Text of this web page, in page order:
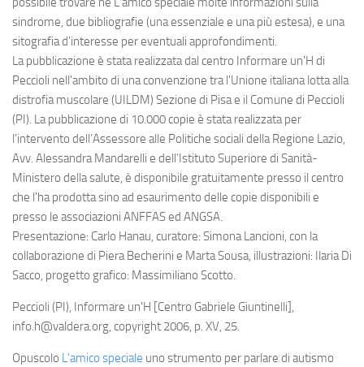
sindrome, due bibliografie (una essenziale e una più estesa), e una
sitografia d'interesse per eventuali approfondimenti.
La pubblicazione è stata realizzata dal centro Informare un'H di
Peccioli nell'ambito di una convenzione tra l'Unione italiana lotta alla
distrofia muscolare (UILDM) Sezione di Pisa e il Comune di Peccioli
(PI). La pubblicazione di 10.000 copie è stata realizzata per
l’intervento dell’Assessore alle Politiche sociali della Regione Lazio,
Avv. Alessandra Mandarelli e dell’Istituto Superiore di Sanità-
Ministero della salute, è disponibile gratuitamente presso il centro
che l'ha prodotta sino ad esaurimento delle copie disponibili e
presso le associazioni ANFFAS ed ANGSA.
Presentazione: Carlo Hanau, curatore: Simona Lancioni, con la
collaborazione di Piera Becherini e Marta Sousa, illustrazioni: Ilaria Di
Sacco, progetto grafico: Massimiliano Scotto.
Peccioli (PI), Informare un'H [Centro Gabriele Giuntinelli],
info.h@valdera.org, copyright 2006, p. XV, 25.
Opuscolo L'amico speciale uno strumento per parlare di autismo